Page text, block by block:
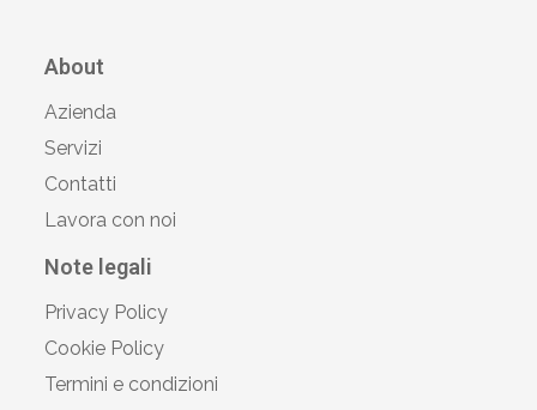
About
Azienda
Servizi
Contatti
Lavora con noi
Note legali
Privacy Policy
Cookie Policy
Termini e condizioni